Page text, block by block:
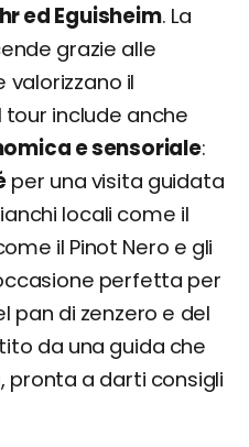
ed Eguisheim. La
grazie alle
valorizzano il
include anche
e sensoriale:
per una visita guidata
locali come il
il Pinot Nero e gli
perfetta per
pan di zenzero e del
da una guida che
pronta a darti consigli